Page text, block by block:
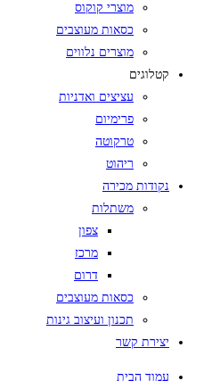
מוצרי קוקוס
כסאות מעוצבים
מוצרים נלווים
קטלוגים
עציצים ואדניות
פרימיום
טרקוטה
ריהוט
נקודות מכירה
משתלות
צפון
מרכז
דרום
כסאות מעוצבים
תכנון ועיצוב גינות
יצירת קשר
עמוד הבית